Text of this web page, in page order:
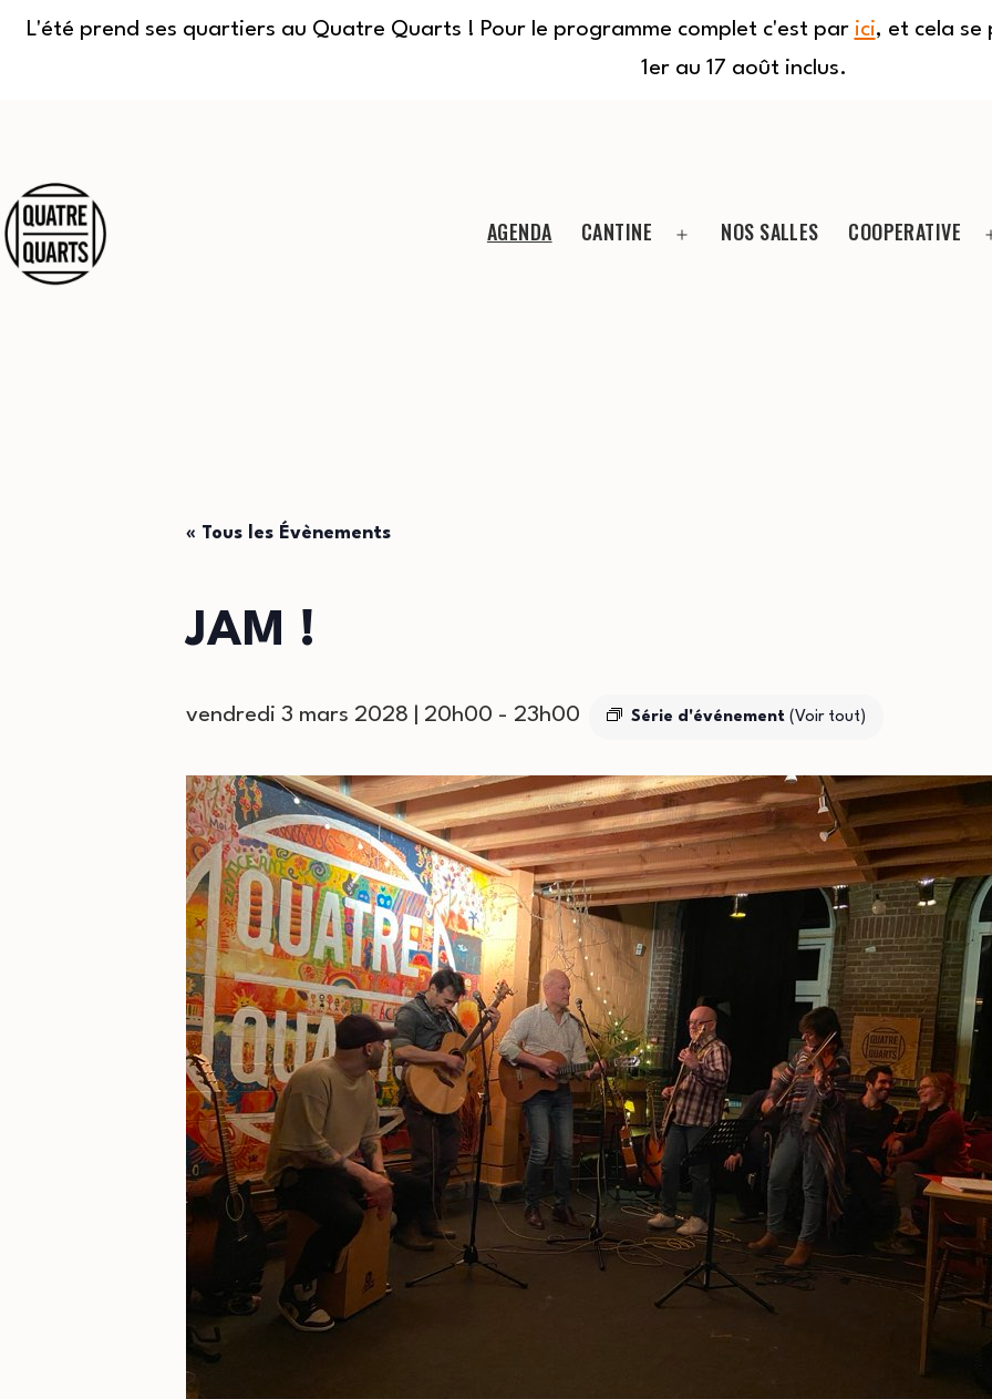
L'été prend ses quartiers au Quatre Quarts ! Pour le programme complet c'est par ici, et cela se
1er au 17 août inclus.
contenu
AGENDA CANTINE NOS SALLES COOPERATIVE
« Tous les Évènements
JAM !
vendredi 3 mars 2028 | 20h00 - 23h00 Série d'événement (Voir tout)